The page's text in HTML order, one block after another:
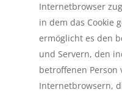
Internetbrowser
in dem das Cookie
ermöglicht es den
und Servern, den
betroffenen Person
Internetbrowsern,